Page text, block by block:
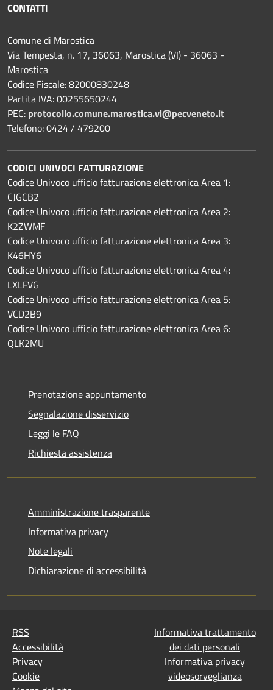
CONTATTI
Comune di Marostica
Via Tempesta, n. 17, 36063, Marostica (VI) - 36063 -
Marostica
Codice Fiscale: 82000830248
Partita IVA: 00255650244
PEC: protocollo.comune.marostica.vi@pecveneto.it
Telefono: 0424 / 479200
CODICI UNIVOCI FATTURAZIONE
Codice Univoco ufficio fatturazione elettronica Area 1:
CJGCB2
Codice Univoco ufficio fatturazione elettronica Area 2:
K2ZWMF
Codice Univoco ufficio fatturazione elettronica Area 3:
K46HY6
Codice Univoco ufficio fatturazione elettronica Area 4:
LXLFVG
Codice Univoco ufficio fatturazione elettronica Area 5:
VCD2B9
Codice Univoco ufficio fatturazione elettronica Area 6:
QLK2MU
Prenotazione appuntamento
Segnalazione disservizio
Leggi le FAQ
Richiesta assistenza
Amministrazione trasparente
Informativa privacy
Note legali
Dichiarazione di accessibilità
RSS
Accessibilità
Privacy
Cookie
Informativa trattamento
dei dati personali
Informativa privacy
videosorveglianza